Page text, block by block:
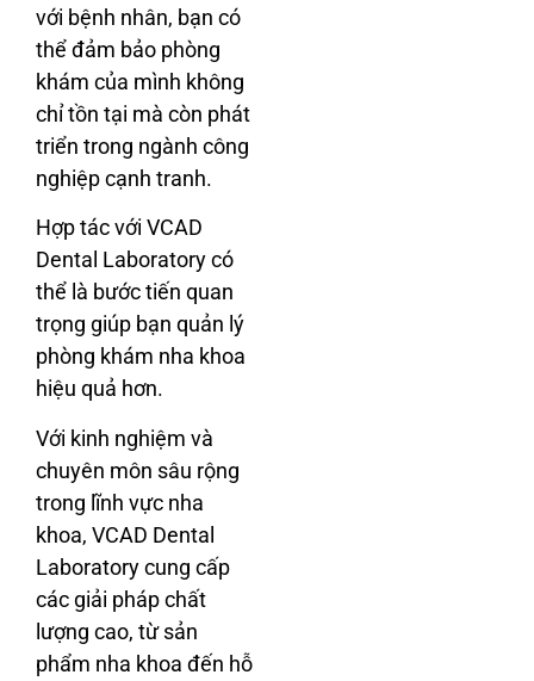
với bệnh nhân, bạn có
thể đảm bảo phòng
khám của mình không
chỉ tồn tại mà còn phát
triển trong ngành công
nghiệp cạnh tranh.
Hợp tác với VCAD
Dental Laboratory có
thể là bước tiến quan
trọng giúp bạn quản lý
phòng khám nha khoa
hiệu quả hơn.
Với kinh nghiệm và
chuyên môn sâu rộng
trong lĩnh vực nha
khoa, VCAD Dental
Laboratory cung cấp
các giải pháp chất
lượng cao, từ sản
phẩm nha khoa đến hỗ